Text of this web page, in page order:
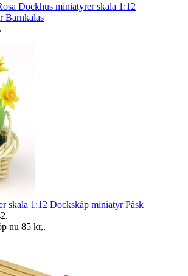
Dockhus miniatyrer skala 1:12
Barnkalas
.
skala 1:12 Dockskåp miniatyr Påsk
.
nu 85 kr,.